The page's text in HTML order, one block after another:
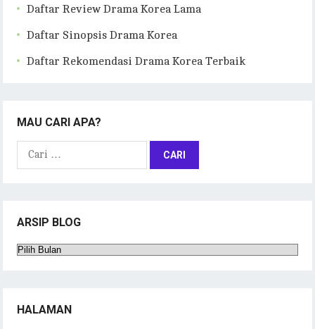
Daftar Review Drama Korea Lama
Daftar Sinopsis Drama Korea
Daftar Rekomendasi Drama Korea Terbaik
MAU CARI APA?
Cari
ARSIP BLOG
Arsip
HALAMAN